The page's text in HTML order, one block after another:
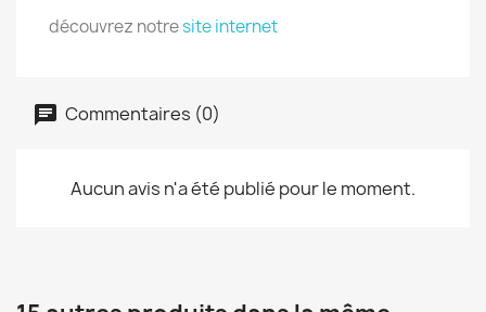
découvrez notresite internet
Commentaires (0)
Aucun avis n'a été publié pour le moment.